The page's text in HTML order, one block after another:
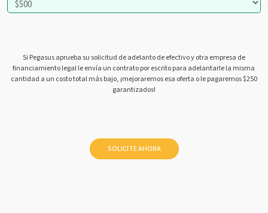
Si Pegasus aprueba su solicitud de adelanto de efectivo y otra empresa de
financiamiento legal le envía un contrato por escrito para adelantarle la misma
cantidad a un costo total más bajo, ¡mejoraremos esa oferta o le pagaremos $250
garantizados!